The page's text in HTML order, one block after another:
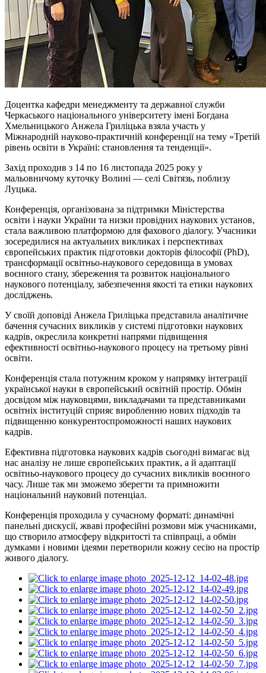
Доцентка кафедри менеджменту та державної служби
Черкаського національного університету імені Богдана
Хмельницького Анжела Гриліцька взяла участь у
Міжнародній науково-практичній конференції на тему «Третій
рівень освіти в Україні: становлення та тенденції».
Захід проходив з 14 по 16 листопада 2025 року у
мальовничому куточку Волині — селі Світязь, поблизу
Луцька.
Конференція, організована за підтримки Міністерства
освіти і науки України та низки провідних наукових установ,
стала важливою платформою для фахового діалогу. Учасники
зосередилися на актуальних викликах і перспективах
європейських практик підготовки докторів філософії (PhD),
трансформації освітньо-наукового середовища в умовах
воєнного стану, збереження та розвиток національного
наукового потенціалу, забезпечення якості та етики наукових
досліджень.
У своїй доповіді Анжела Гриліцька представила аналітичне
бачення сучасних викликів у системі підготовки наукових
кадрів, окреслила конкретні напрями підвищення
ефективності освітньо-наукового процесу на третьому рівні
освіти.
Конференція стала потужним кроком у напрямку інтеграції
української науки в європейський освітній простір. Обмін
досвідом між науковцями, викладачами та представниками
освітніх інституцій сприяє виробленню нових підходів та
підвищенню конкурентоспроможності наших наукових
кадрів.
Ефективна підготовка наукових кадрів сьогодні вимагає від
нас аналізу не лише європейських практик, а й адаптації
освітньо-наукового процесу до сучасних викликів воєнного
часу. Лише так ми зможемо зберегти та примножити
національний науковий потенціал.
Конференція проходила у сучасному форматі: динамічні
панельні дискусії, жваві професійні розмови між учасниками,
що створило атмосферу відкритості та співпраці, а обмін
думками і новими ідеями перетворили кожну сесію на простір
живого діалогу.